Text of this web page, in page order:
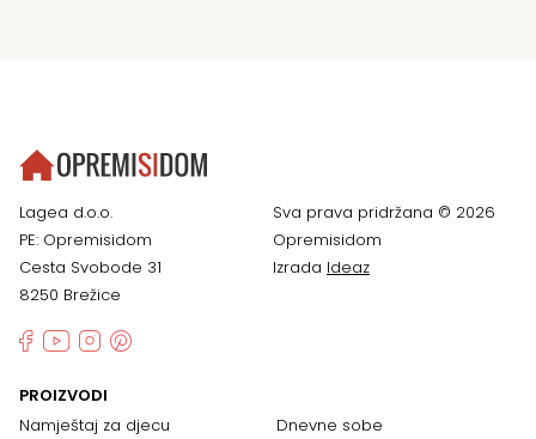
Lagea d.o.o.
PE: Opremisidom
Cesta Svobode 31
8250 Brežice
Sva prava pridržana © 2026
Opremisidom
Izrada Ideaz
PROIZVODI
Namještaj za djecu
Dnevne sobe